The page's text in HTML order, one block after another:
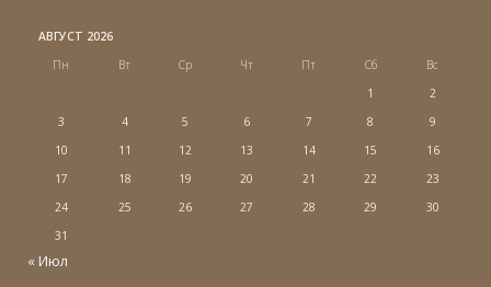
АВГУСТ 2026
Пн
Вт Ср Чт Пт Сб
Вс
1
2
3
4 5 6 7 8
9
10
11 12 13 14 15
16
17
18 19 20 21 22
23
24
25 26 27 28 29
30
31
« Июл